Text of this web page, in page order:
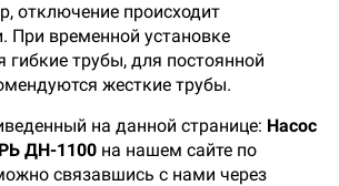
отключение происходит
При временной установке
гибкие трубы, для постоянной
жесткие трубы.
на данной странице: Насос
ДН-1100 на нашем сайте по
связавшись с нами через